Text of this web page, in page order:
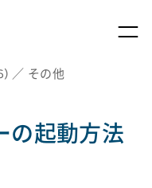
／ その他
の起動方法